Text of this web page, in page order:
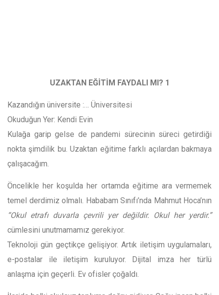
UZAKTAN EĞİTİM FAYDALI MI? 1
Kazandığın üniversite :… Üniversitesi
Okuduğun Yer: Kendi Evin
Kulağa garip gelse de pandemi sürecinin süreci getirdiği
nokta şimdilik bu. Uzaktan eğitime farklı açılardan bakmaya
çalışacağım.
Öncelikle her koşulda her ortamda eğitime ara vermemek
temel derdimiz olmalı. Hababam Sınıfı’nda Mahmut Hoca’nın
“Okul etrafı duvarla çevrili yer değildir. Okul her yerdir.”
cümlesini unutmamamız gerekiyor.
Teknoloji gün geçtikçe gelişiyor. Artık iletişim uygulamaları,
e-postalar ile iletişim kuruluyor. Dijital imza her türlü
anlaşma için geçerli. Ev ofisler çoğaldı.